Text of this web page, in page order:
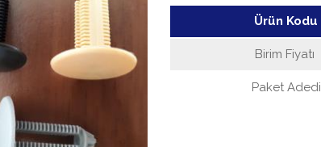
Ürün Kodu
Birim Fiyatı
Paket Adedi